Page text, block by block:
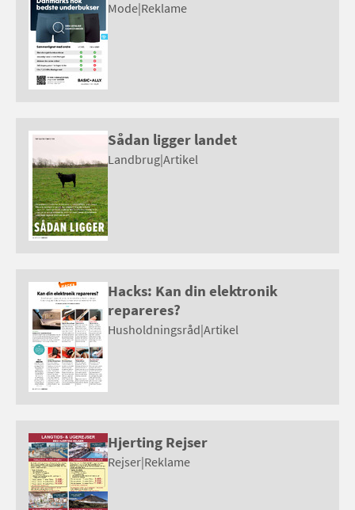
Mode|Reklame
Sådan ligger landet
Landbrug|Artikel
Hacks: Kan din elektronik
repareres?
Husholdningsråd|Artikel
Hjerting Rejser
Rejser|Reklame